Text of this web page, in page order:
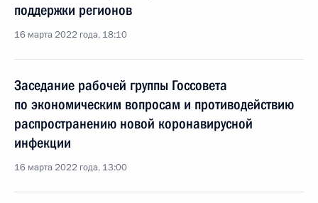
поддержки регионов
16 марта 2022 года, 18:10
Заседание рабочей группы Госсовета
по экономическим вопросам и противодействию
распространению новой коронавирусной
инфекции
16 марта 2022 года, 13:00